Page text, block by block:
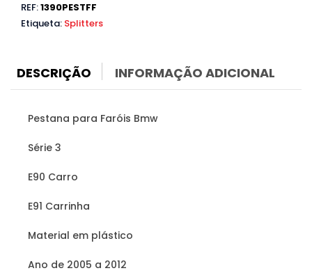
Série
3
(2005
REF:1390PESTFF
Etiqueta: Splitters
DESCRIÇÃO INFORMAÇÃO ADICIONAL
Pestana para Faróis Bmw
Série 3
E90 Carro
E91 Carrinha
Material em plástico
Ano de 2005 a 2012